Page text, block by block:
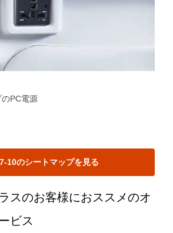
PC電源
10のシートマップを見る
スのお客様におススメのオ
ビス